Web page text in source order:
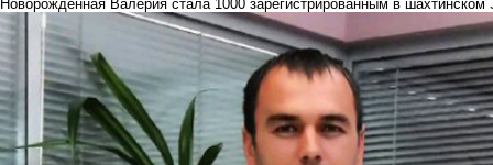
Новорожденная Валерия стала 1000 зарегистрированным в